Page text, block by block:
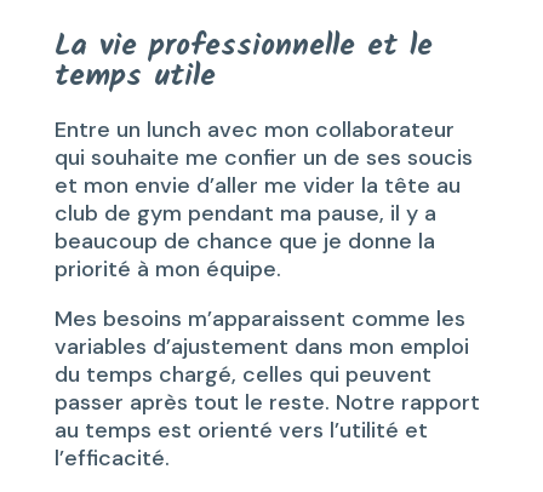
La vie professionnelle et le
temps utile
Entre un lunch avec mon collaborateur
qui souhaite me confier un de ses soucis
et mon envie d’aller me vider la tête au
club de gym pendant ma pause, il y a
beaucoup de chance que je donne la
priorité à mon équipe.
Mes besoins m’apparaissent comme les
variables d’ajustement dans mon emploi
du temps chargé, celles qui peuvent
passer après tout le reste. Notre rapport
au temps est orienté vers l’utilité et
l’efficacité.